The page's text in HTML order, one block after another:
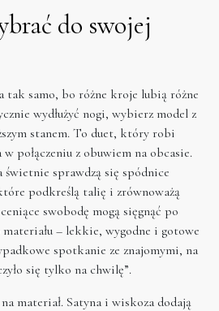
do swojej
tak samo, bo różne kroje lubią różne
wydłużyć nogi, wybierz model z
stanem. To duet, który robi
połączeniu z obuwiem na obcasie.
sprawdzą się spódnice
podkreślą talię i zrównoważą
swobodę mogą sięgnąć po
– lekkie, wygodne i gotowe
spotkanie ze znajomymi, na
się tylko na chwilę”.
materiał. Satyna i wiskoza dodają